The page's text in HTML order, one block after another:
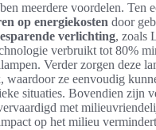
meerdere voordelen. Ten
op energiekosten door
verlichting, zoals
verbruikt tot 80%
Verder zorgen deze
waardoor ze eenvoudig
situaties. Bovendien zijn
met
op het milieu